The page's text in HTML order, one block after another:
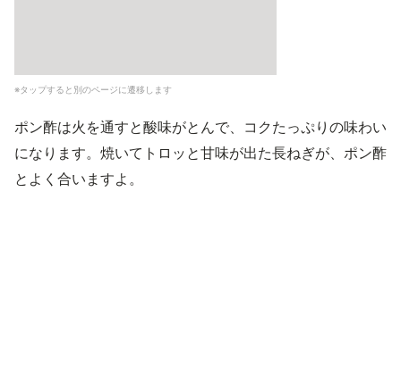
※タップすると別のページに遷移します
ポン酢は火を通すと酸味がとんで、コクたっぷりの味わい
になります。焼いてトロッと甘味が出た長ねぎが、ポン酢
とよく合いますよ。